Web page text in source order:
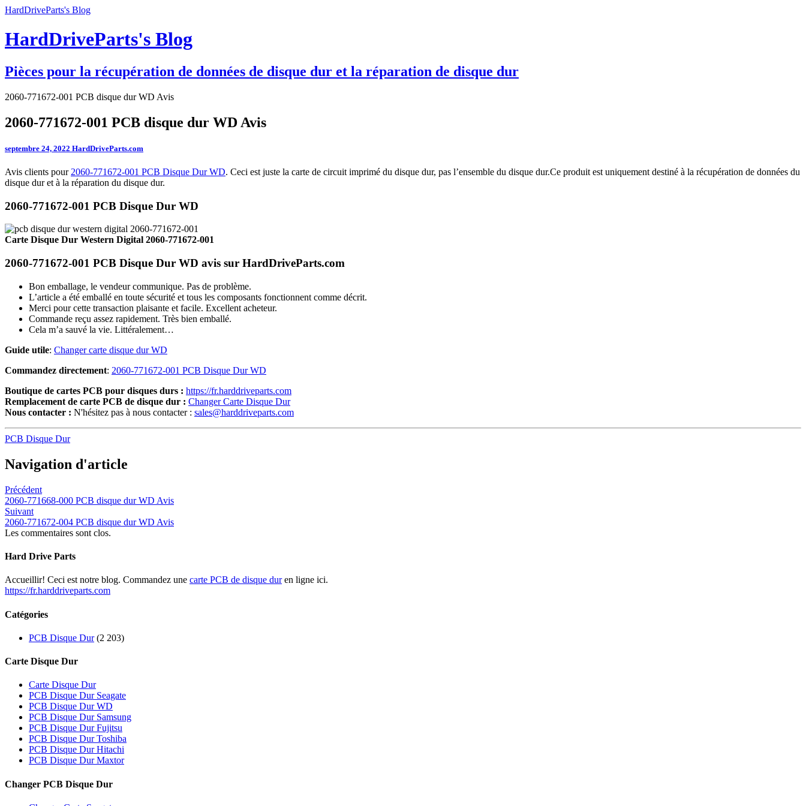
HardDriveParts's Blog
HardDriveParts's Blog
Pièces pour la récupération de données de disque dur et la réparation de disque dur
2060-771672-001 PCB disque dur WD Avis
2060-771672-001 PCB disque dur WD Avis
septembre 24, 2022 HardDriveParts.com
Avis clients pour 2060-771672-001 PCB Disque Dur WD. Ceci est juste la carte de circuit imprimé du disque dur, pas l’ensemble du disque dur.Ce produit est uniquement destiné à la récupération de données du
disque dur et à la réparation du disque dur.
2060-771672-001 PCB Disque Dur WD
Carte Disque Dur Western Digital 2060-771672-001
2060-771672-001 PCB Disque Dur WD avis sur HardDriveParts.com
Bon emballage, le vendeur communique. Pas de problème.
L’article a été emballé en toute sécurité et tous les composants fonctionnent comme décrit.
Merci pour cette transaction plaisante et facile. Excellent acheteur.
Commande reçu assez rapidement. Très bien emballé.
Cela m’a sauvé la vie. Littéralement…
Guide utile: Changer carte disque dur WD
Commandez directement: 2060-771672-001 PCB Disque Dur WD
Boutique de cartes PCB pour disques durs : https://fr.harddriveparts.com
Remplacement de carte PCB de disque dur : Changer Carte Disque Dur
Nous contacter : N'hésitez pas à nous contacter : sales@harddriveparts.com
PCB Disque Dur
Navigation d'article
Précédent
2060-771668-000 PCB disque dur WD Avis
Suivant
2060-771672-004 PCB disque dur WD Avis
Les commentaires sont clos.
Hard Drive Parts
Accueillir! Ceci est notre blog. Commandez une carte PCB de disque duren ligne ici.
https://fr.harddriveparts.com
Catégories
PCB Disque Dur(2 203)
Carte Disque Dur
Carte Disque Dur
PCB Disque Dur Seagate
PCB Disque Dur WD
PCB Disque Dur Samsung
PCB Disque Dur Fujitsu
PCB Disque Dur Toshiba
PCB Disque Dur Hitachi
PCB Disque Dur Maxtor
Changer PCB Disque Dur